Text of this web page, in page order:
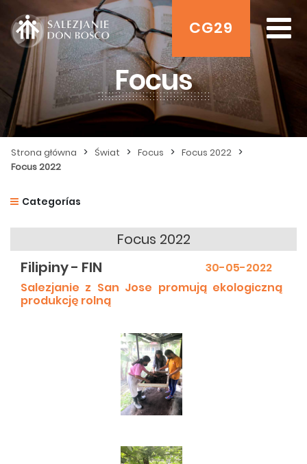
CG29
Focus
Strona główna > Świat > Focus > Focus 2022 >
Focus 2022
Categorías
Focus 2022
Filipiny - FIN
30-05-2022
Salezjanie z San Jose promują ekologiczną
produkcję rolną